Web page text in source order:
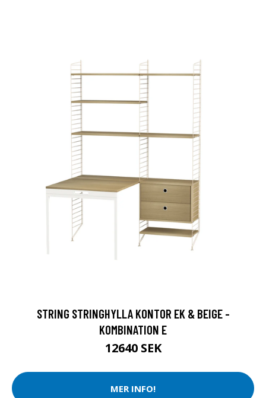
STRING STRINGHYLLA KONTOR EK & BEIGE -
KOMBINATION E
12640 SEK
MER INFO!